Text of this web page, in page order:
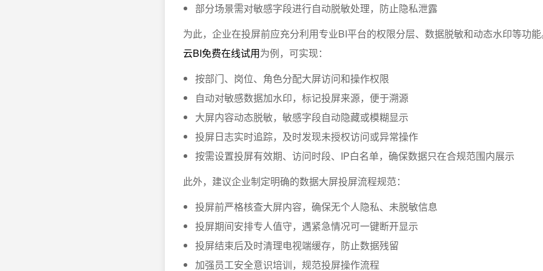
部分场景需对敏感字段进行自动脱敏处理，防止隐私泄露
为此，企业在投屏前应充分利用专业BI平台的权限分层、数据脱敏和动态水印等功
云BI免费在线试用为例，可实现：
按部门、岗位、角色分配大屏访问和操作权限
自动对敏感数据加水印，标记投屏来源，便于溯源
大屏内容动态脱敏，敏感字段自动隐藏或模糊显示
投屏日志实时追踪，及时发现未授权访问或异常操作
按需设置投屏有效期、访问时段、IP白名单，确保数据只在合规范围内展示
此外，建议企业制定明确的数据大屏投屏流程规范：
投屏前严格核查大屏内容，确保无个人隐私、未脱敏信息
投屏期间安排专人值守，遇紧急情况可一键断开显示
投屏结束后及时清理电视端缓存，防止数据残留
加强员工安全意识培训，规范投屏操作流程